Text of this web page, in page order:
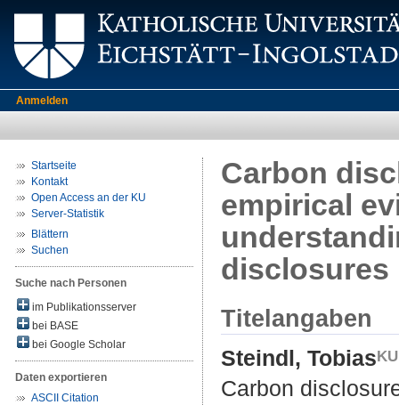
Anmelden
Startseite
Kontakt
Open Access an der KU
Server-Statistik
Blättern
Suchen
Suche nach Personen
im Publikationsserver
bei BASE
bei Google Scholar
Daten exportieren
ASCII Citation
Carbon
empirical
disclosures
Titelangaben
Steindl, Tobias
Carbon